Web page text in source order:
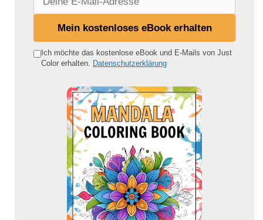
e
Mein kostenloses eBook erhalten
Ich möchte das kostenlose eBook und E-Mails von Just
Color erhalten. Datenschutzerklärung